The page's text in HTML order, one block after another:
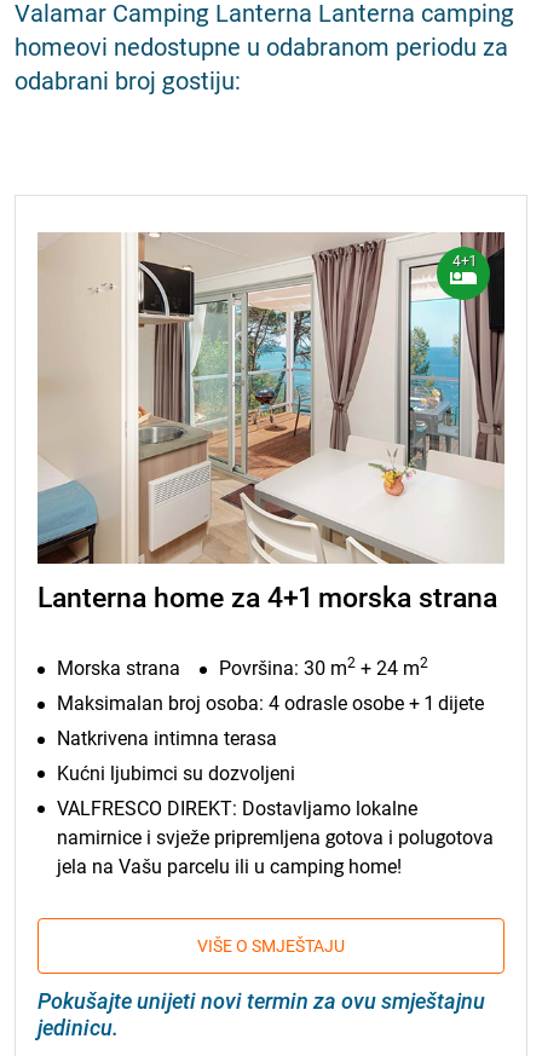
Valamar Camping Lanterna Lanterna camping
homeovi nedostupne u odabranom periodu za
odabrani broj gostiju:
4+1
Lanterna home za 4+1 morska strana
Morska strana Površina: 30 m2 + 24 m2
Maksimalan broj osoba: 4 odrasle osobe + 1 dijete
Natkrivena intimna terasa
Kućni ljubimci su dozvoljeni
VALFRESCO DIREKT: Dostavljamo lokalne
namirnice i svježe pripremljena gotova i polugotova
jela na Vašu parcelu ili u camping home!
VIŠE O SMJEŠTAJU
Pokušajte unijeti novi termin za ovu smještajnu
jedinicu.